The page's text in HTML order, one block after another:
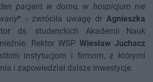
pacjent w domu, w hospicjum nie
* - zwróciła uwagę drAgnieszka
ds. studenckich Akademii Nauk
Rektor WSP Wiesław Juchacz
instytucjom i firmom, z którymi
i zapowiedział dalsze inwestycje.